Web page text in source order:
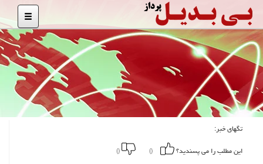
تگهای خبر:
این مطلب را می پسندید؟
()
()